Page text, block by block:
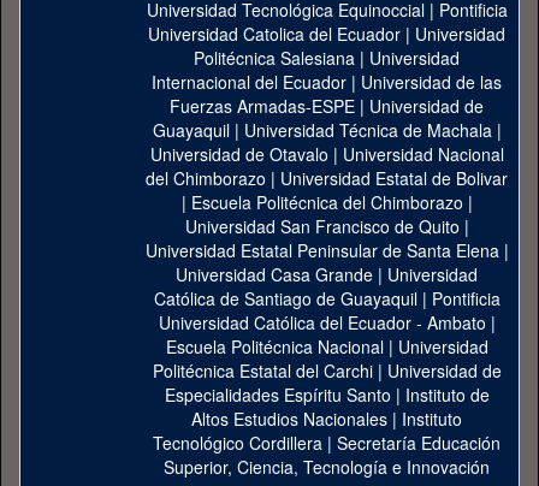
Universidad Tecnológica Equinoccial| Pontificia
Universidad Catolica del Ecuador | Universidad
Politécnica Salesiana | Universidad
Internacional del Ecuador | Universidad de las
Fuerzas Armadas-ESPE | Universidad de
Guayaquil| Universidad Técnica de Machala|
Universidad de Otavalo | Universidad Nacional
del Chimborazo | Universidad Estatal de Bolivar
| Escuela Politécnica del Chimborazo |
Universidad San Francisco de Quito |
Universidad Estatal Peninsular de Santa Elena|
Universidad Casa Grande | Universidad
Católica de Santiago de Guayaquil| Pontificia
Universidad Católica del Ecuador - Ambato |
Escuela Politécnica Nacional| Universidad
Politécnica Estatal del Carchi| Universidad de
Especialidades Espíritu Santo | Instituto de
Altos Estudios Nacionales | Instituto
Tecnológico Cordillera | Secretaría Educación
Superior, Ciencia, Tecnología e Innovación